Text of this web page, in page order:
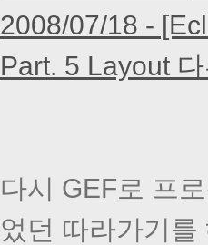
2008/07/18 -
Part. 5 Layout
다시 GEF로 프
었던 따라가기